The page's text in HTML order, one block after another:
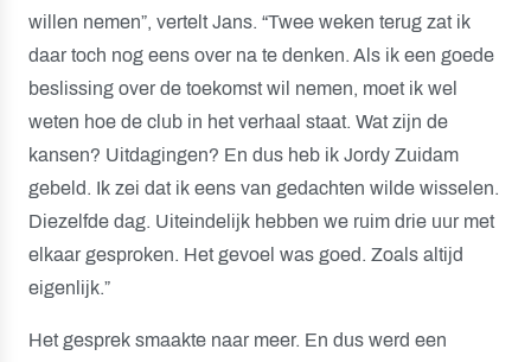
willen nemen”, vertelt Jans. “Twee weken terug zat ik
daar toch nog eens over na te denken. Als ik een goede
beslissing over de toekomst wil nemen, moet ik wel
weten hoe de club in het verhaal staat. Wat zijn de
kansen? Uitdagingen? En dus heb ik Jordy Zuidam
gebeld. Ik zei dat ik eens van gedachten wilde wisselen.
Diezelfde dag. Uiteindelijk hebben we ruim drie uur met
elkaar gesproken. Het gevoel was goed. Zoals altijd
eigenlijk.”
Het gesprek smaakte naar meer. En dus werd een